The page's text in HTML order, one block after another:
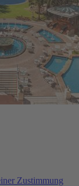
Zustimmung